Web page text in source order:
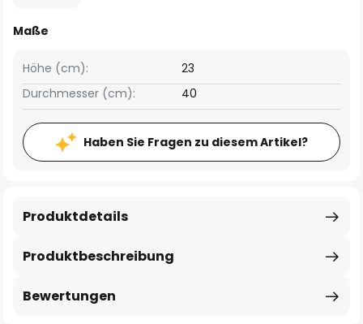
Maße
Höhe (cm):
23
Durchmesser (cm):
40
Haben Sie Fragen zu diesem Artikel?
Produktbeschreibung
Produktdetails
Bewertungen